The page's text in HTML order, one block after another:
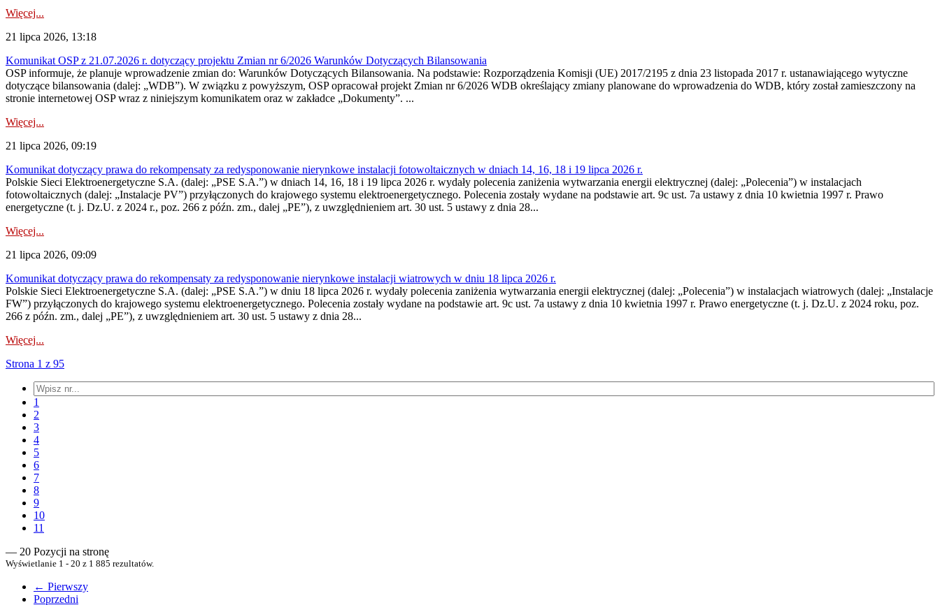
Więcej...
21 lipca 2026, 13:18
Komunikat OSP z 21.07.2026 r. dotyczący projektu Zmian nr 6/2026 Warunków Dotyczących Bilansowania
OSP informuje, że planuje wprowadzenie zmian do: Warunków Dotyczących Bilansowania. Na podstawie: Rozporządzenia Komisji (UE) 2017/2195 z dnia 23‍ listopada 2017 r. ustanawiającego wytyczne
dotyczące bilansowania (dalej: „WDB”). W związku z powyższym, OSP opracował projekt Zmian nr 6/2026 WDB określający zmiany planowane do wprowadzenia do WDB, który został zamieszczony na
stronie internetowej OSP wraz z niniejszym komunikatem oraz w zakładce „Dokumenty”. ...
Więcej...
21 lipca 2026, 09:19
Komunikat dotyczący prawa do rekompensaty za redysponowanie nierynkowe instalacji fotowoltaicznych w dniach 14, 16, 18 i 19 lipca 2026 r.
Polskie Sieci Elektroenergetyczne S.A. (dalej: „PSE S.A.”) w dniach 14, 16, 18 i 19 lipca 2026 r. wydały polecenia zaniżenia wytwarzania energii elektrycznej (dalej: „Polecenia”) w instalacjach
fotowoltaicznych (dalej: „Instalacje PV”) przyłączonych do krajowego systemu elektroenergetycznego. Polecenia zostały wydane na podstawie art. 9c ust. 7a ustawy z dnia 10 kwietnia 1997 r. Prawo
energetyczne (t. j. Dz.U. z 2024 r., poz. 266 z późn. zm., dalej „PE”), z uwzględnieniem art. 30 ust. 5 ustawy z dnia 28...
Więcej...
21 lipca 2026, 09:09
Komunikat dotyczący prawa do rekompensaty za redysponowanie nierynkowe instalacji wiatrowych w dniu 18 lipca 2026 r.
Polskie Sieci Elektroenergetyczne S.A. (dalej: „PSE S.A.”) w dniu 18 lipca 2026 r. wydały polecenia zaniżenia wytwarzania energii elektrycznej (dalej: „Polecenia”) w instalacjach wiatrowych (dalej: „Instalacje
FW”) przyłączonych do krajowego systemu elektroenergetycznego. Polecenia zostały wydane na podstawie art. 9c ust. 7a ustawy z dnia 10 kwietnia 1997 r. Prawo energetyczne (t. j. Dz.U. z 2024 roku, poz.
266 z późn. zm., dalej „PE”), z uwzględnieniem art. 30 ust. 5 ustawy z dnia 28...
Więcej...
Strona 1 z 95
1
2
3
4
5
6
7
8
9
10
11
— 20 Pozycji na stronę
Wyświetlanie 1 - 20 z 1 885 rezultatów.
← Pierwszy
Poprzedni